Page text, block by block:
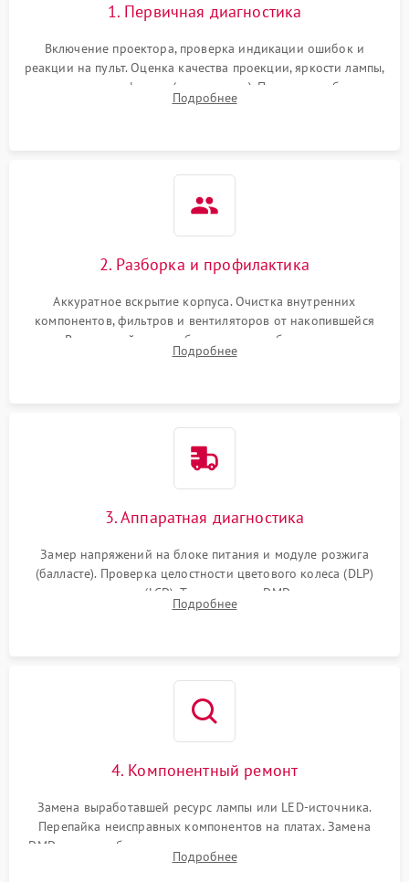
1. Первичная диагностика
Включение проектора, проверка индикации ошибок и
реакции на пульт. Оценка качества проекции, яркости лампы,
наличия артефактов (точки, пятна). Проверка работы
системы охлаждения по уровню шума вентиляторов.
Подробнее
2. Разборка и профилактика
Аккуратное вскрытие корпуса. Очистка внутренних
компонентов, фильтров и вентиляторов от накопившейся
пыли. Визуальный осмотр блока питания, балласта лампы и
материнской платы на наличие прогаров или вздутых
Подробнее
3. Аппаратная диагностика
Замер напряжений на блоке питания и модуле розжига
(балласте). Проверка целостности цветового колеса (DLP)
или поляризаторов (LCD). Тестирование DMD-чипа, датчиков
температуры и оптопар с помощью мультиметра и
Подробнее
4. Компонентный ремонт
Замена выработавшей ресурс лампы или LED-источника.
Перепайка неисправных компонентов на платах. Замена
DMD-чипа при битых пикселях, установка нового цветового
колеса или восстановление сгоревших поляризационных
Подробнее